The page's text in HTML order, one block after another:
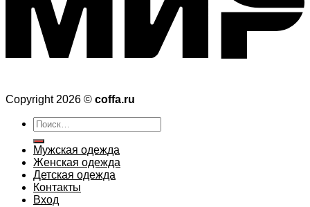
Copyright 2026 © coffa.ru
Искать:
Мужская одежда
Женская одежда
Детская одежда
Контакты
Вход